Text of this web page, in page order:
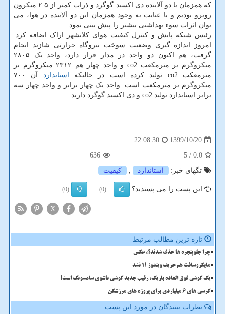
که همزمان با دو آلاینده دی اکسید گوگرد و ذرات کمتر از ۲.۵ میکرون
روبرو بودیم و با عنایت به وجود همزمان این دو آلاینده در هوا، می
توان اثرات سوء بهداشتی بیشتر را پیش بینی نمود.
رئیس شبکه پایش و کنترل کیفیت هوای کلانشهر اراک اضافه کرد:
امروز اندازه گیری وضعیت سوخت نیروگاه حرارتی شازند انجام
گرفت، هم اکنون دو واحد در مدار قرار دارد، واحد یک ۲۸۰۵
میکروگرم بر مترمکعب co2 و واحد چهار هم ۲۳۱۲ میکروگرم بر
مترمعکب co2 تولید کرده است در حالیکه
استاندارد
آن ۷۰۰
میکروگرم بر مترمکعب است. واحد یک چهار برابر و واحد چهار سه
برابر استاندارد تولید co2 و دی اکسید گوگرد دارند.
1399/10/20
22:08:30
0.0
/ 5
636
تگهای خبر:
استاندارد , كیفیت
این پست را می پسندید؟ (0)
(0)
X
تازه ترین مطالب مرتبط
چرا جلوپنجره ها حذف شدند؟، عکس
مایکروسافت هم حریف ویندوز 11 نشد
یک گوشی فوق العاده باریک، رقیب جدید گوشی تاشوی سامسونگ است!
کرسی های ۶ میلیاردی برای پروژه های مرزشکن
نظرات بینندگان در مورد این پست